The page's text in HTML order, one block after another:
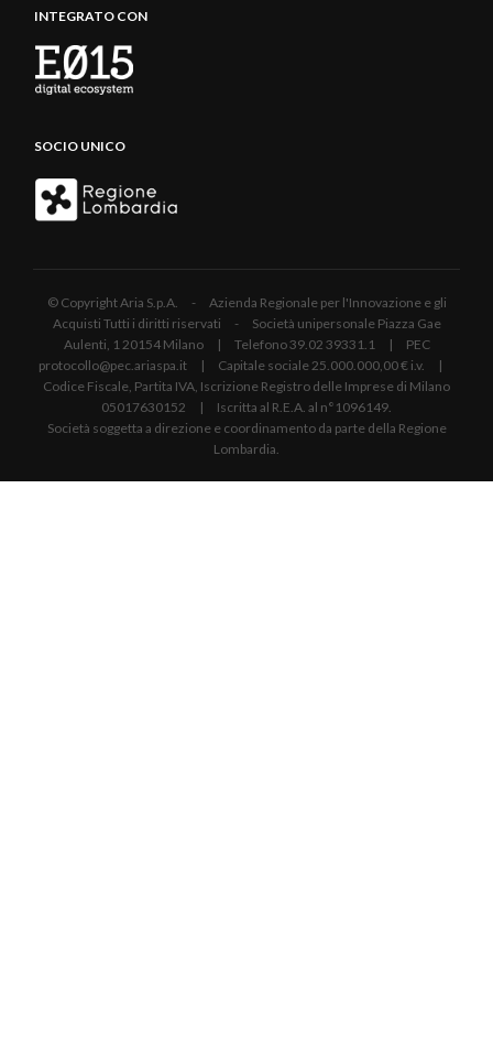
INTEGRATO CON
SOCIO UNICO
© Copyright Aria S.p.A. - Azienda Regionale per l'Innovazione e gli
Acquisti Tutti i diritti riservati - Società unipersonale Piazza Gae
Aulenti, 1 20154 Milano | Telefono 39.02 39331.1 | PEC
protocollo@pec.ariaspa.it | Capitale sociale 25.000.000,00 € i.v. |
Codice Fiscale, Partita IVA, Iscrizione Registro delle Imprese di Milano
05017630152 | Iscritta al R.E.A. al n°1096149.
Società soggetta a direzione e coordinamento da parte della Regione
Lombardia.